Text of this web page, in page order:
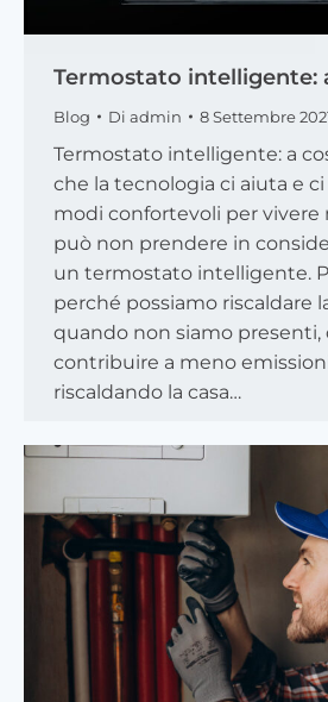
Termostato intelligente:
Blog Di admin 8 Settembre
Termostato intelligente: a
che la tecnologia ci aiuta e
modi confortevoli per vivere
può non prendere in
un termostato intelligente.
perché possiamo riscaldare
quando non siamo presenti,
contribuire a meno
riscaldando la casa…